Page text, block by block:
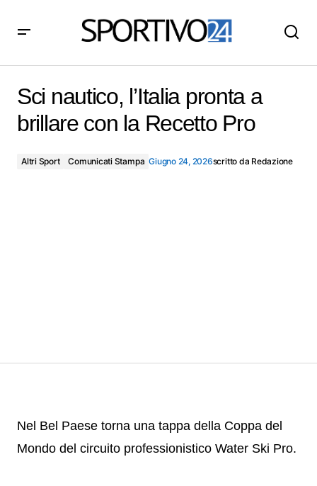
Sci nautico, l’Italia pronta a
brillare con la Recetto Pro
Altri Sport Comunicati Stampa Giugno 24, 2026scritto da Redazione
Nel Bel Paese torna una tappa della Coppa del
Mondo del circuito professionistico Water Ski Pro.